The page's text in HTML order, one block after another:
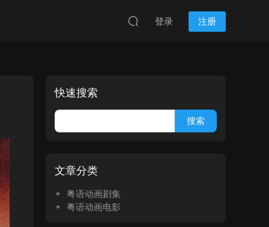
登录 注册
快速搜索
文章分类
粤语动画剧集
粤语动画电影